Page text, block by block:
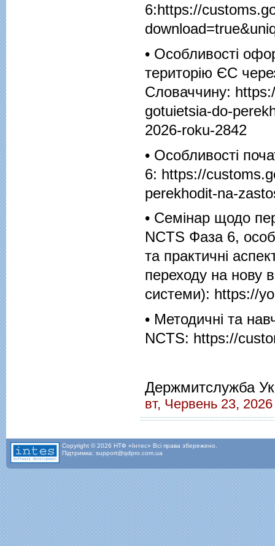
6:https://
• Особливості
територію ЄС
Словаччину:
gotuietsia-do-
2026-roku-2842
• Особливості
6: https://
perekhodit-na-
• Семінар щодо
NCTS Фаза 6,
та практичні
переходу на нову
системи): https://
• Методичні та
NCTS: https://
Держмитслужба
вт, Червень 23,
Copyright © 2026 НТФ «Інтес» Всі права збережено.
Підтримка: support@qdpro.com.ua